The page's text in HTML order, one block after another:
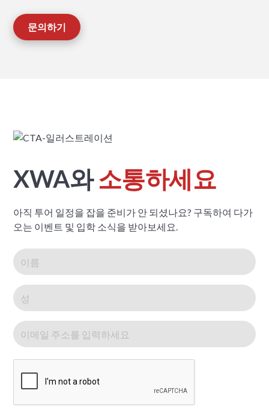
문의하기
XWA와소통하세요
아직 투어 일정을 잡을 준비가 안 되셨나요? 구독하여 다가
오는 이벤트 및 입학 소식을 받아보세요.